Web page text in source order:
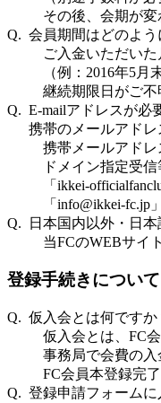
その後、会期が変
Q. 会員期間はどのよう
ご入金いただい
（例：2016年5
継続期限日がご不
Q. E-mailアドレスが必
携帯のメールアドレ
携帯メールアドレ
ドメイン指定受
「ikkei-
「info@ikkei-
Q. 日本国内以外・日本
当FCのWEBサイ
登録手続きについて
Q. 仮入会とは何ですか
仮入会とは、FC
事務局で会費の
FC会員本登録完
Q. 登録申請フォームに